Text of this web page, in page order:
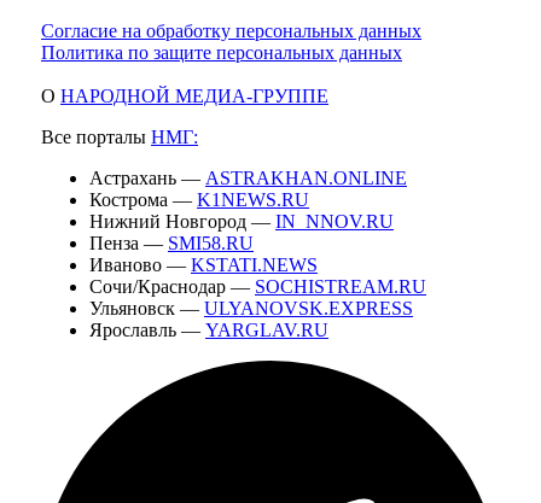
Согласие на обработку персональных данных
Политика по защите персональных данных
О НАРОДНОЙ МЕДИА-ГРУППЕ
Все порталы НМГ:
Астрахань — ASTRAKHAN.ONLINE
Кострома — K1NEWS.RU
Нижний Новгород — IN_NNOV.RU
Пенза — SMI58.RU
Иваново — KSTATI.NEWS
Сочи/Краснодар — SOCHISTREAM.RU
Ульяновск — ULYANOVSK.EXPRESS
Ярославль — YARGLAV.RU